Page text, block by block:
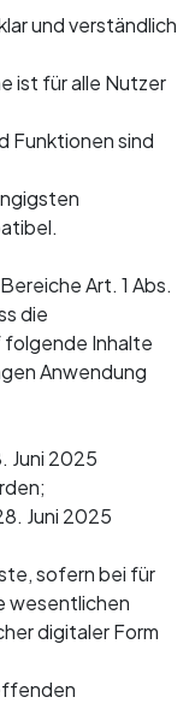
und verständlich
ist für alle Nutzer
Funktionen sind
Art. 1 Abs.
die
folgende Inhalte
Anwendung
Juni 2025
Juni 2025
sofern bei für
wesentlichen
digitaler Form